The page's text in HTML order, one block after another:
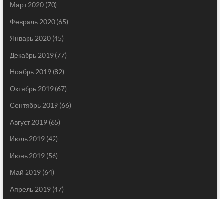
Март 2020(70)
Февраль 2020(65)
Январь 2020(45)
Декабрь 2019(77)
Ноябрь 2019(82)
Октябрь 2019(67)
Сентябрь 2019(66)
Август 2019(65)
Июль 2019(42)
Июнь 2019(56)
Май 2019(64)
Апрель 2019(47)